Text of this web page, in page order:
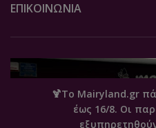
🍹Το Mairyland.gr
έως 16/8. Οι
ΕΠΙΚΟΙΝΩΝΙΑ